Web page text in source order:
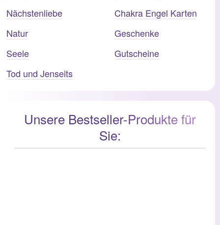
Nächstenliebe
Natur
Seele
Tod und Jenseits
Chakra Engel Karten
Geschenke
Gutscheine
Unsere Bestseller-Produkte für
Sie: